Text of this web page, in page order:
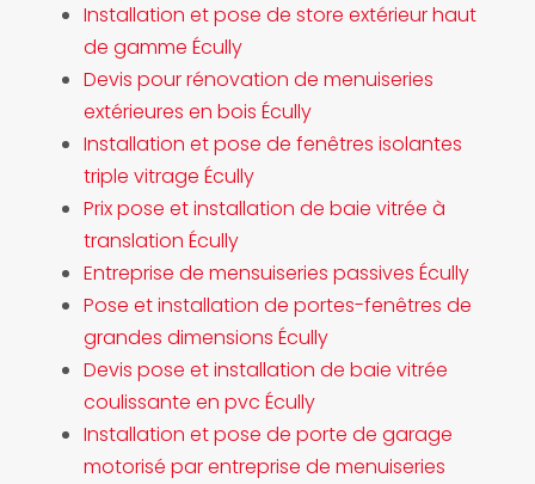
Installation et pose de store extérieur haut
de gamme Écully
Devis pour rénovation de menuiseries
extérieures en bois Écully
Installation et pose de fenêtres isolantes
triple vitrage Écully
Prix pose et installation de baie vitrée à
translation Écully
Entreprise de mensuiseries passives Écully
Pose et installation de portes-fenêtres de
grandes dimensions Écully
Devis pose et installation de baie vitrée
coulissante en pvc Écully
Installation et pose de porte de garage
motorisé par entreprise de menuiseries